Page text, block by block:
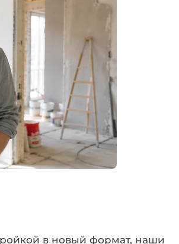
в новый формат, наши